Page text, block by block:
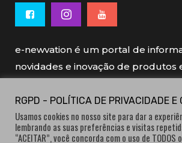
e-newvation é um portal de
novidades e inovação de produtos
e-newvation tem o patrocínio do “
Ano”, o prémio de inovação
RGPD - POLÍTICA DE PRIVACIDADE E
Usamos cookies no nosso site para dar a
lembrando as suas preferências e visitas
“ACEITAR”, você concorda com o uso de TODOS